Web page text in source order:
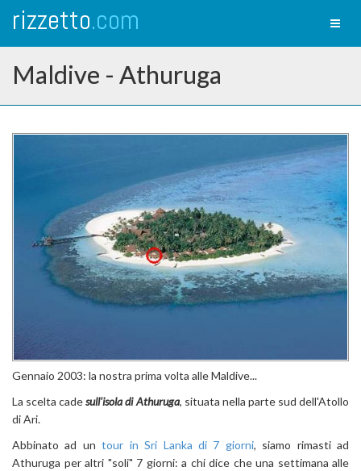
rizzetto.com
Maldive - Athuruga
Gennaio 2003: la nostra prima volta alle Maldive...
La scelta cadesull'isola di Athuruga, situata nella parte sud dell'Atollo
di Ari.
Abbinato ad untour in Sri Lanka di 7 giorni, siamo rimasti ad
Athuruga per altri "soli" 7 giorni: a chi dice che una settimana alle